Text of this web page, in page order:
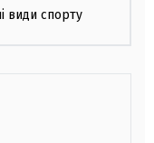
види спорту